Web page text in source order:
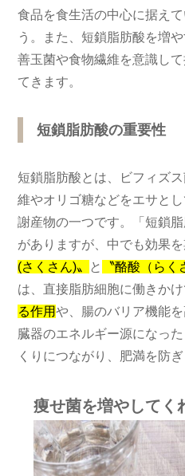
食品を食生活の中心に据え
う。また、短鎖脂肪酸を増
善玉菌や食物繊維を意識し
てきます。
短鎖脂肪酸の重要性
短鎖脂肪酸とは、ビフィズ
維やオリゴ糖などをエサと
謝産物の一つです。「短鎖
がありますが、中でも効果
(さくさん)〟
と 〝酪酸（らく
は、直接脂肪細胞に働きか
る作用や、腸のバリア機能
臓器のエネルギー源になっ
くりにつながり、肥満を防ぎ
痩せ菌を増やしてく